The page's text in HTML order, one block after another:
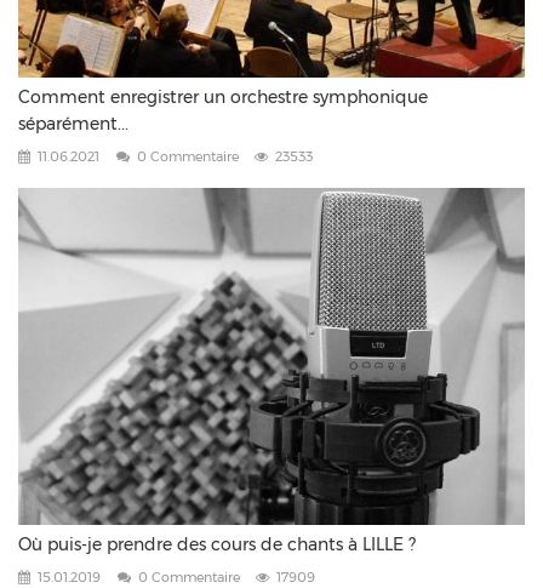
Comment enregistrer un orchestre symphonique
séparément...
11.06.2021 0 Commentaire 23533
Où puis-je prendre des cours de chants à LILLE ?
15.01.2019 0 Commentaire 17909